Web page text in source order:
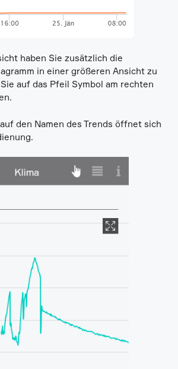
haben Sie zusätzlich die
in einer größeren Ansicht zu
auf das Pfeil Symbol am rechten
den Namen des Trends öffnet sich